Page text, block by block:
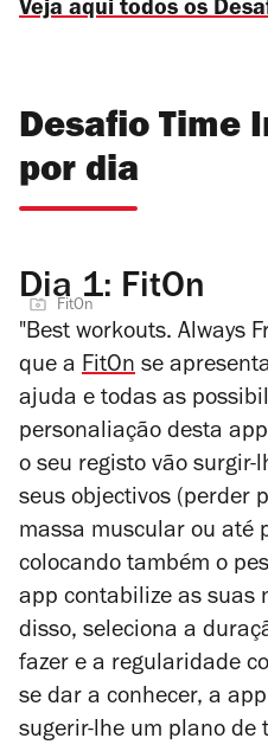
Veja aqui todos os
Desafio Time
por dia
Dia 1: FitOn
FitOn
"Best workouts. Always
que a FitOn se
ajuda e todas as
personaliação desta
o seu registo vão surgir-
seus objectivos (perder
massa muscular ou até
colocando também o
app contabilize as suas
disso, seleciona a
fazer e a regularidade
se dar a conhecer, a
sugerir-lhe um plano de